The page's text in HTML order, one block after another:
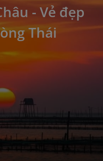
- Vẻ đẹp
Thái